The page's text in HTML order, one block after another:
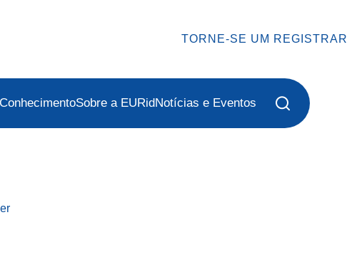
TORNE-SE UM REGISTRAR
Sobre a EURidNotícias e Eventos
ler